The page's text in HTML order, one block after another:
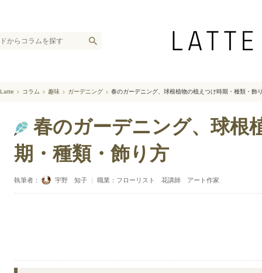
Latte コラム 趣味 ガーデニング 春のガーデニング、球根植物の植えつけ時期・種類・飾
春のガーデニング、球根
期・種類・飾り方
執筆者： 宇野 知子 ｜ 職業：フローリスト 花講師 アート作家